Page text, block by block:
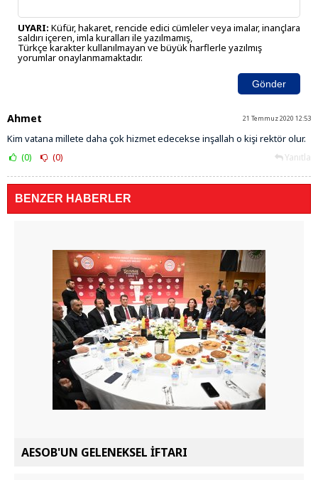
UYARI: Küfür, hakaret, rencide edici cümleler veya imalar, inançlara
saldırı içeren, imla kuralları ile yazılmamış,
Türkçe karakter kullanılmayan ve büyük harflerle yazılmış
yorumlar onaylanmamaktadır.
Gönder
Ahmet 21 Temmuz 2020 12:53
Kim vatana millete daha çok hizmet edecekse inşallah o kişi rektör olur.
Yanıtla
(0) (0)
BENZER HABERLER
AESOB'UN GELENEKSEL İFTARI